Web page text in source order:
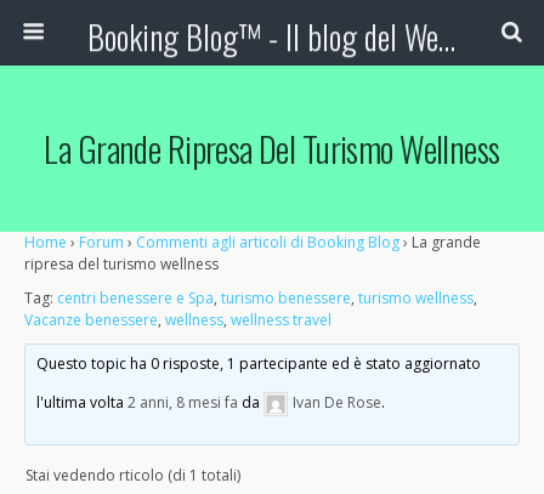
Booking Blog™ - Il blog del Web Marketing Turistico
La Grande Ripresa Del Turismo Wellness
Home › Forum › Commenti agli articoli di Booking Blog› La grande
ripresa del turismo wellness
Tag: centri benessere e Spa, turismo benessere, turismo wellness,
Vacanze benessere, wellness, wellness travel
Questo topic ha 0 risposte, 1 partecipante ed è stato aggiornato
l'ultima volta2 anni, 8 mesi fa da Ivan De Rose.
Stai vedendo rticolo (di 1 totali)